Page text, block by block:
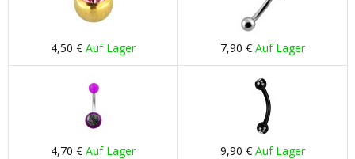
4,50 € Auf Lager 7,90 € Auf Lager
4,70 € Auf Lager 9,90 € Auf Lager